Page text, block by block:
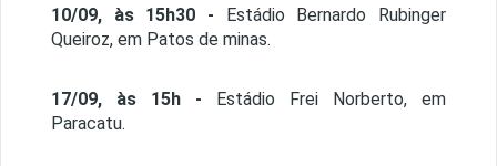
10/09, às 15h30 -
Estádio Bernardo Rubinger
Queiroz, em Patos de minas.
17/09, às 15h -
Estádio Frei Norberto, em
Paracatu.